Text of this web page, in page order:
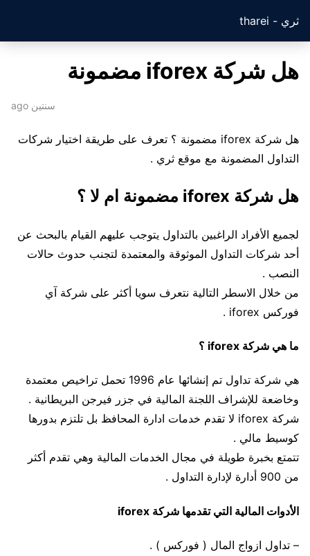
ثري - tharei
هل شركة iforex مضمونة
سنتين ago
هل شركة iforex مضمونة ؟ تعرف على طريقة اختيار شركات
التداول المضمونة مع موقع ثري .
هل شركة iforex مضمونة ام لا ؟
لجميع الأفراد الراغبين بالتداول يتوجب عليهم القيام بالبحث عن
أحد شركات التداول الموثوقة والمعتمدة لتجنب حدوث حالات
النصب .
من خلال الاسطر التالية نتعرف سويا أكثر على شركة آي
فوركس iforex .
ما هي شركة iforex ؟
هي شركة تداول تم إنشائها عام 1996 تحمل تراخيص معتمدة
وخاضعة للإشراف اللجنة المالية في جزر فيرجن البريطانية .
شركة iforex لا تقدم خدمات ادارة المحافظ بل تلتزم بدورها
كوسيط مالي .
تتمتع بخبرة طويلة في مجال الخدمات المالية وهي تقدم أكثر
من 900 أدارة لإدارة التداول .
الأدوات المالية التي تقدمها شركة iforex
– تداول ازواج المال ( فوركس ) .